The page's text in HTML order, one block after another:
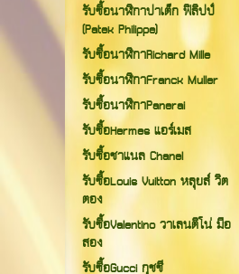
รับซื้อนาฬิกาปาเต็ก ฟิลิปป์
(Patek Philippe)
รับซื้อนาฬิกาRichard Mille
รับซื้อนาฬิกาFranck Muller
รับซื้อนาฬิกาPanerai
รับซื้อHermes แอร์เมส
รับซื้อชาแนล Chanel
รับซื้อLouis Vuitton หลุยส์ วิต
ตอง
รับซื้อValentino วาเลนติโน่ มือ
สอง
รับซื้อGucci กุชชี